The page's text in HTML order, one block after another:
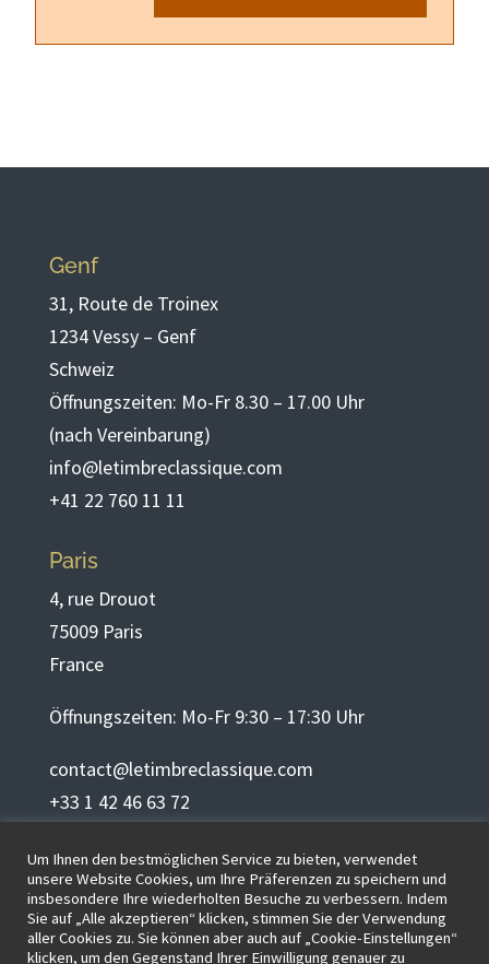
Genf
31, Route de Troinex
1234 Vessy – Genf
Schweiz
Öffnungszeiten: Mo-Fr 8.30 – 17.00 Uhr
(nach Vereinbarung)
info@letimbreclassique.com
+41 22 760 11 11
Paris
4, rue Drouot
75009 Paris
France
Öffnungszeiten: Mo-Fr 9:30 – 17:30 Uhr
contact@letimbreclassique.com
+33 1 42 46 63 72
Deutsch
Um Ihnen den bestmöglichen Service zu bieten, verwendet
unsere Website Cookies, um Ihre Präferenzen zu speichern und
insbesondere Ihre wiederholten Besuche zu verbessern. Indem
Sie auf „Alle akzeptieren“ klicken, stimmen Sie der Verwendung
aller Cookies zu. Sie können aber auch auf „Cookie-Einstellungen“
klicken, um den Gegenstand Ihrer Einwilligung genauer zu